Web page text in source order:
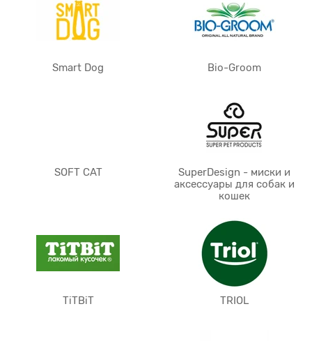
Smart Dog Bio-Groom
SOFT CAT
SuperDesign - миски и
аксессуары для собак и
кошек
TiTBiT TRIOL